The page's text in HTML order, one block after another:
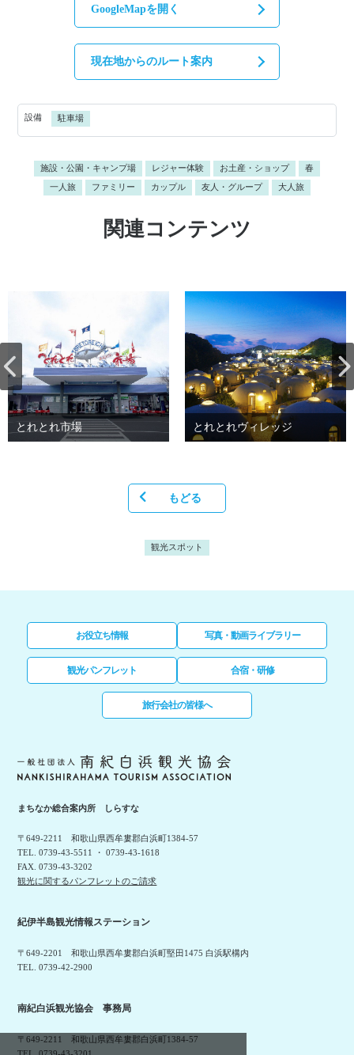
GoogleMapを開く
現在地からのルート案内
設備 駐車場
施設・公園・キャンプ場 レジャー体験 お土産・ショップ 春
一人旅 ファミリー カップル 友人・グループ 大人旅
関連コンテンツ
とれとれ市場 とれとれヴィレッジ
もどる
観光スポット
お役立ち情報 写真・動画ライブラリー
観光パンフレット 合宿・研修
旅行会社の皆様へ
まちなか総合案内所 しらすな
〒649-2211 和歌山県西牟婁郡白浜町1384-57
TEL. 0739-43-5511 ・ 0739-43-1618
FAX. 0739-43-3202
観光に関するパンフレットのご請求
紀伊半島観光情報ステーション
〒649-2201 和歌山県西牟婁郡白浜町堅田1475 白浜駅構内
TEL. 0739-42-2900
南紀白浜観光協会 事務局
〒649-2211 和歌山県西牟婁郡白浜町1384-57